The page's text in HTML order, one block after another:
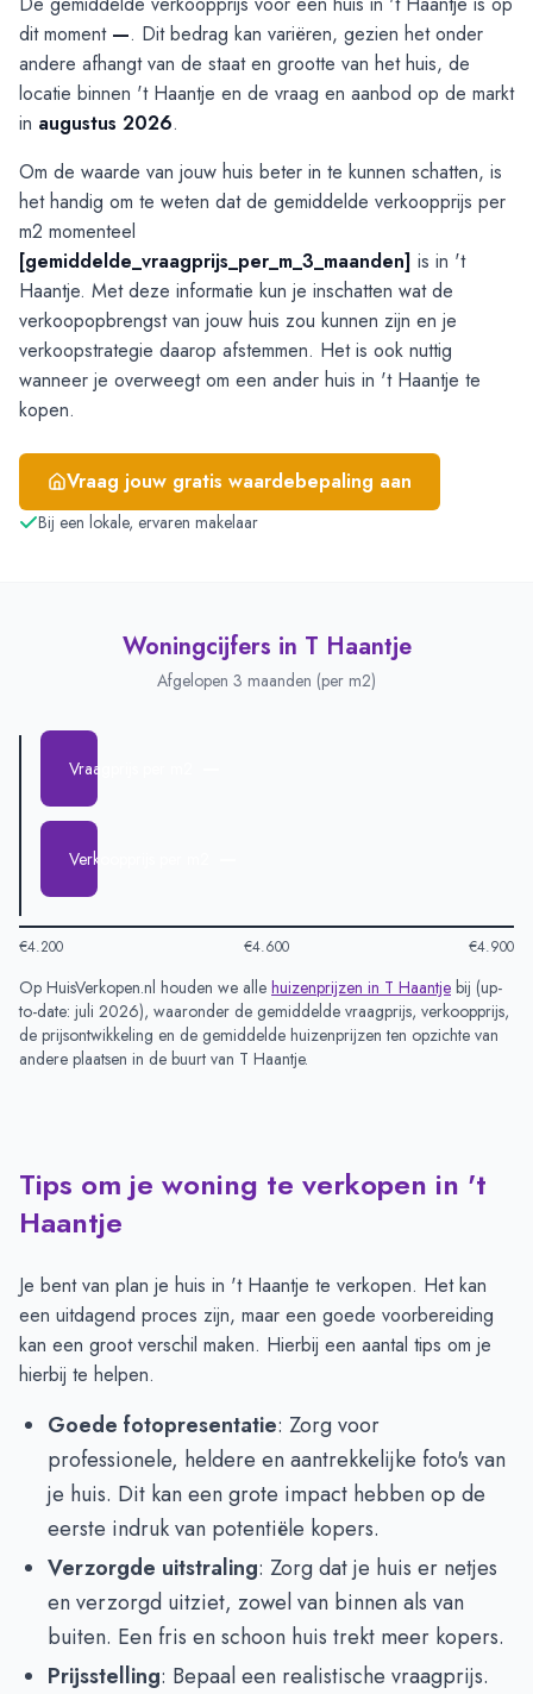
dit moment —. Dit bedrag kan variëren, gezien het onder
andere afhangt van de staat en grootte van het huis, de
locatie binnen 't Haantje en de vraag en aanbod op de markt
in augustus 2026.
Om de waarde van jouw huis beter in te kunnen schatten, is
het handig om te weten dat de gemiddelde verkoopprijs per
m2 momenteel
[gemiddelde_vraagprijs_per_m_3_maanden] is in 't
Haantje. Met deze informatie kun je inschatten wat de
verkoopopbrengst van jouw huis zou kunnen zijn en je
verkoopstrategie daarop afstemmen. Het is ook nuttig
wanneer je overweegt om een ander huis in 't Haantje te
kopen.
Vraag jouw gratis waardebepaling aan
Bij een lokale, ervaren makelaar
Woningcijfers in T Haantje
Afgelopen 3 maanden (per m2)
Vraagprijs per m2
Verkoopprijs per m2
€4.200 €4.600 €4.900
Op HuisVerkopen.nl houden we alle huizenprijzen in T Haantje bij (up-
to-date: juli 2026), waaronder de gemiddelde vraagprijs, verkoopprijs,
de prijsontwikkeling en de gemiddelde huizenprijzen ten opzichte van
andere plaatsen in de buurt van T Haantje.
Tips om je woning te verkopen in 't
Haantje
Je bent van plan je huis in 't Haantje te verkopen. Het kan
een uitdagend proces zijn, maar een goede voorbereiding
kan een groot verschil maken. Hierbij een aantal tips om je
hierbij te helpen.
Goede fotopresentatie: Zorg voor
professionele, heldere en aantrekkelijke foto's van
je huis. Dit kan een grote impact hebben op de
eerste indruk van potentiële kopers.
Verzorgde uitstraling: Zorg dat je huis er netjes
en verzorgd uitziet, zowel van binnen als van
buiten. Een fris en schoon huis trekt meer kopers.
Prijsstelling: Bepaal een realistische vraagprijs.